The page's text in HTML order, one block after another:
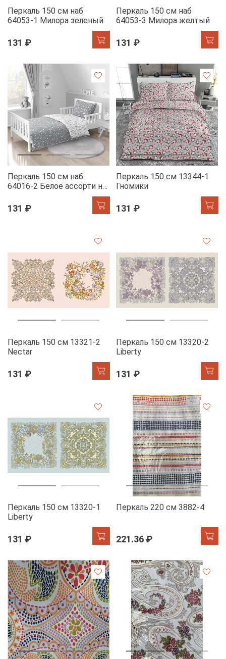
Перкаль 150 см наб
64053-1 Милора зеленый
131 ₽
Перкаль 150 см наб
64053-3 Милора желтый
131 ₽
Перкаль 150 см наб
64016-2 Белое ассорти на
131 ₽
Перкаль 150 см 13344-1
Гномики
131 ₽
Перкаль 150 см 13321-2
Nectar
131 ₽
Перкаль 150 см 13320-2
Liberty
131 ₽
Перкаль 150 см 13320-1
Liberty
131 ₽
Перкаль 220 см 3882-4
221.36 ₽